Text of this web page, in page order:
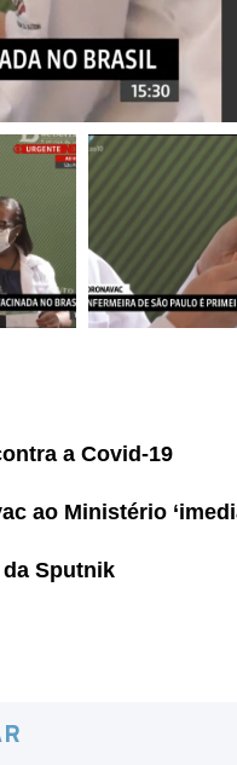
a Covid-19
ao Ministério
Sputnik